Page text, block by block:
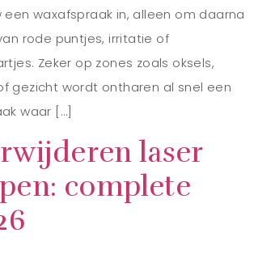
waxafspraak in, alleen om daarna
rode puntjes, irritatie of
Zeker op zones zoals oksels,
gezicht wordt ontharen al snel een
waar […]
laser
complete